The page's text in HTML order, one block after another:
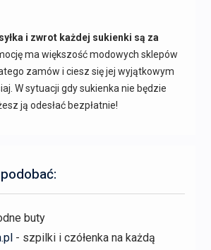
i zwrot każdej sukienki są za
ma większość modowych sklepów
zamów i ciesz się jej wyjątkowym
W sytuacji gdy sukienka nie będzie
ją odesłać bezpłatnie!
buty
- szpilki i czółenka na każdą